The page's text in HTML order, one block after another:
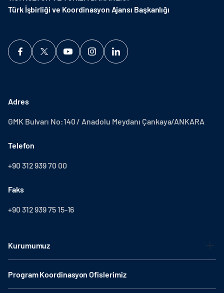
Türk İşbirliği ve Koordinasyon Ajansı Başkanlığı
Adres
GMK Bulvarı No:140 / Anadolu Meydanı Çankaya/ANKARA
Telefon
+90 312 939 70 00
Faks
+90 312 939 75 15-16
Kurumumuz
Program Koordinasyon Ofislerimiz